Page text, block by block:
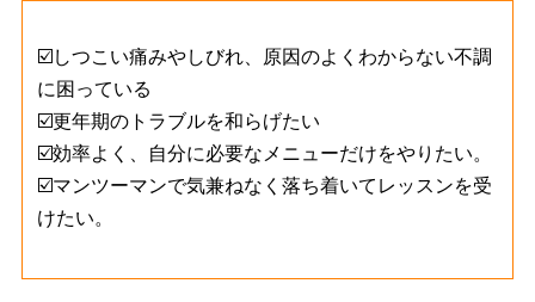
☑️しつこい痛みやしびれ、原因のよくわからない不調
に困っている
☑️更年期のトラブルを和らげたい
☑️効率よく、自分に必要なメニューだけをやりたい。
☑️マンツーマンで気兼ねなく落ち着いてレッスンを受
けたい。